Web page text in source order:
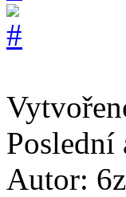
Poslední
Autor: